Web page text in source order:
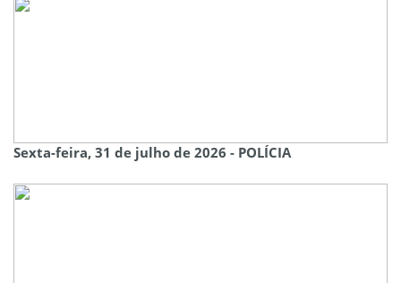
Sexta-feira, 31 de julho de 2026 - POLÍCIA